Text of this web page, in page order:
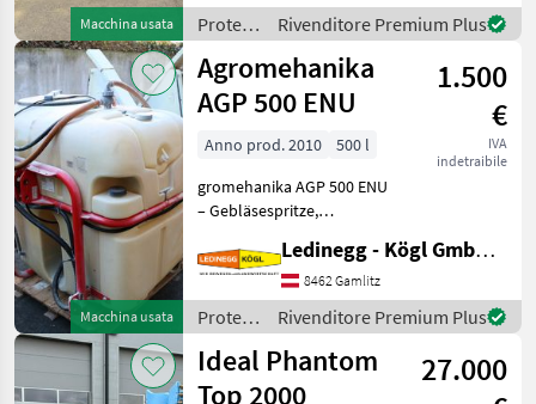
Macchina usata
Balkensteuerung
Breitreifen 380/55-17, 2000lt
Fass ohne B
Protezione
piante /
Lipco
Rivenditore Premium Plus
Macchina usata
Agromehanika
AGP 500 ENU
1.500
€
IVA
indetraibile
Anno prod. 2010
500 l
gromehanika AGP 500 ENU
– Gebläsespritze,
2010 Beschreibung: Die
Agromehanika AGP 500
ENU ist eine kompakte und
robuste Aufsattel-Gebläse
Ledinegg - Kögl GmbH - Obst- und Weinbautechnik
8462 Gamlitz
Protezione
piante /
Agromehanika
Rivenditore Premium Plus
Ideal Phantom
Top 2000
27.000